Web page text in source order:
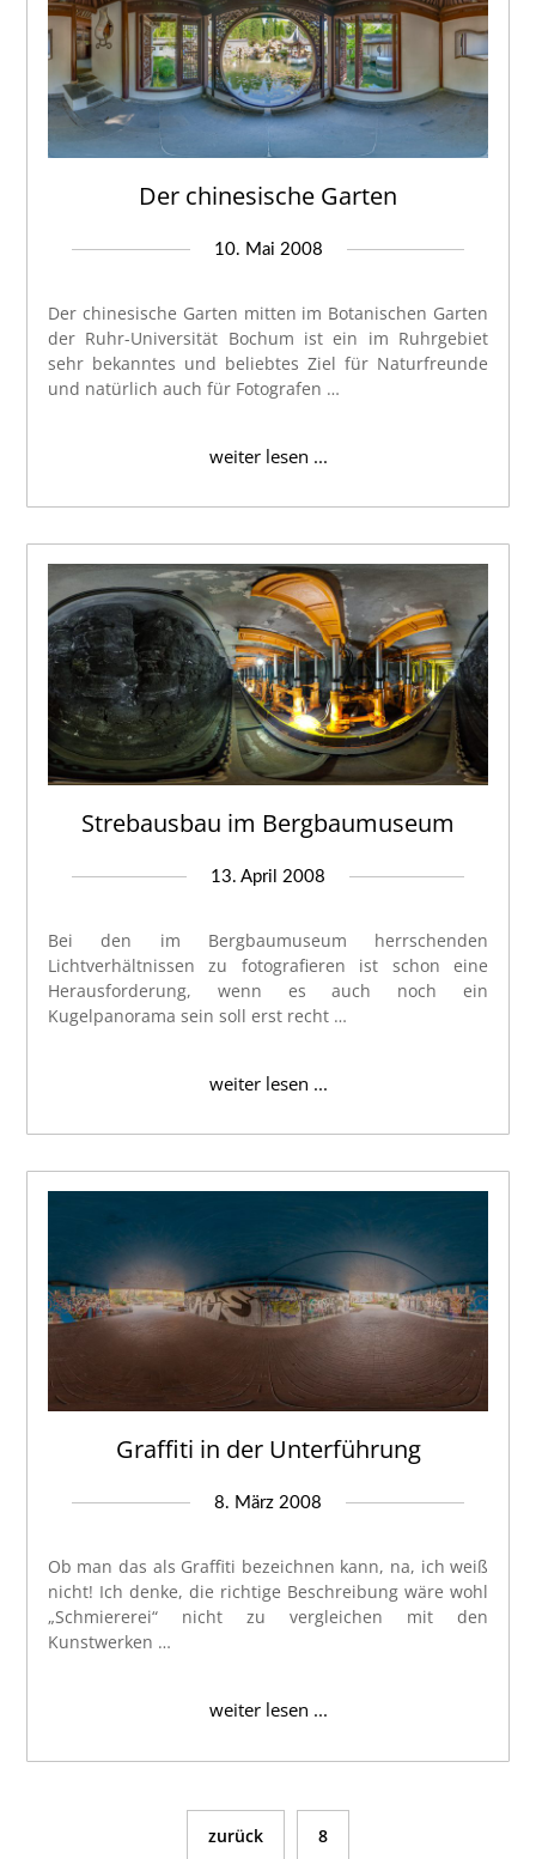
Der chinesische Garten
10. Mai 2008
Der chinesische Garten mitten im Botanischen Garten
der Ruhr-Universität Bochum ist ein im Ruhrgebiet
sehr bekanntes und beliebtes Ziel für Naturfreunde
und natürlich auch für Fotografen …
weiter lesen ...
Strebausbau im Bergbaumuseum
13. April 2008
Bei den im Bergbaumuseum herrschenden
Lichtverhältnissen zu fotografieren ist schon eine
Herausforderung, wenn es auch noch ein
Kugelpanorama sein soll erst recht …
weiter lesen ...
Graffiti in der Unterführung
8. März 2008
Ob man das als Graffiti bezeichnen kann, na, ich weiß
nicht! Ich denke, die richtige Beschreibung wäre wohl
„Schmiererei“ nicht zu vergleichen mit den
Kunstwerken …
weiter lesen ...
zurück 8